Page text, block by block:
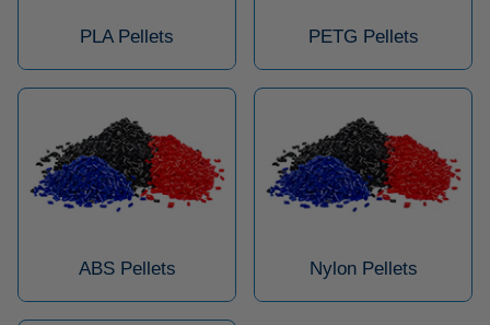
PLA Pellets PETG Pellets
ABS Pellets Nylon Pellets